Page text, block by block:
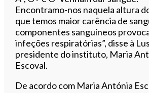
Encontramo-nos naquela altura
que temos maior carência de
componentes sanguíneos
infeções respiratórias”, disse à
presidente do instituto, Maria
Escoval.
De acordo com Maria Antónia